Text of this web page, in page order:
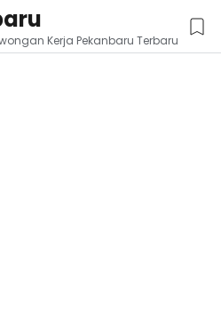
Kerja Pekanbaru Terbaru